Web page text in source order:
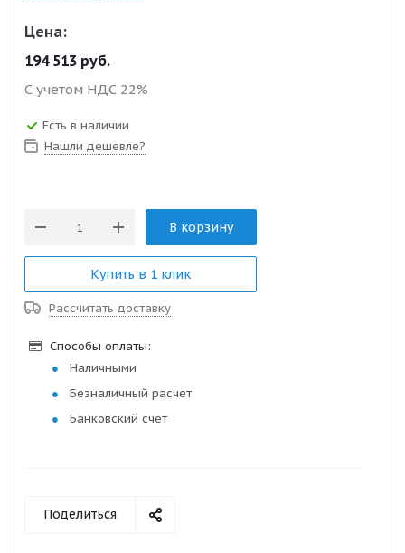
Цена:
194 513 руб.
С учетом НДС 22%
Есть в наличии
Нашли дешевле?
В корзину
Купить в 1 клик
Рассчитать доставку
Способы оплаты:
Наличными
Безналичный расчет
Банковский счет
Поделиться